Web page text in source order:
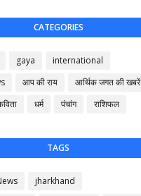
CATEGORIES
gaya
international
आप की राय
आर्थिक जगत की खबरें
धर्म पंचांग राशिफल
TAGS
jharkhand